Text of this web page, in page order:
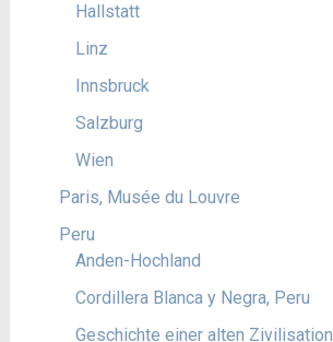
Hallstatt
Linz
Innsbruck
Salzburg
Wien
Paris, Musée du Louvre
Peru
Anden-Hochland
Cordillera Blanca y Negra, Peru
Geschichte einer alten Zivilisation